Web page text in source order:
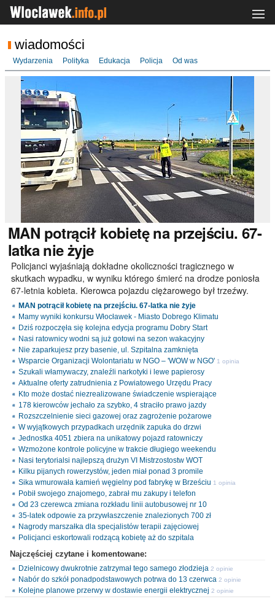
wiadomości
Wydarzenia Polityka Edukacja Policja Od was
MAN potrącił kobietę na przejściu. 67-
latka nie żyje
Policjanci wyjaśniają dokładne okoliczności tragicznego w
skutkach wypadku, w wyniku którego śmierć na drodze poniosła
67-letnia kobieta. Kierowca pojazdu ciężarowego był trzeźwy.
MAN potrącił kobietę na przejściu. 67-latka nie żyje
Mamy wyniki konkursu Włocławek - Miasto Dobrego Klimatu
Dziś rozpoczęła się kolejna edycja programu Dobry Start
Nasi ratownicy wodni są już gotowi na sezon wakacyjny
Nie zaparkujesz przy basenie, ul. Szpitalna zamknięta
Wsparcie Organizacji Wolontariatu w NGO – 'WOW w NGO' 1 opinia
Szukali włamywaczy, znaleźli narkotyki i lewe papierosy
Aktualne oferty zatrudnienia z Powiatowego Urzędu Pracy
Kto może dostać niezrealizowane świadczenie wspierające
178 kierowców jechało za szybko, 4 straciło prawo jazdy
Rozszczelnienie sieci gazowej oraz zagrożenie pożarowe
W wyjątkowych przypadkach urzędnik zapuka do drzwi
Jednostka 4051 zbiera na unikatowy pojazd ratowniczy
Wzmożone kontrole policyjne w trakcie długiego weekendu
Nasi terytorialsi najlepszą drużyn VI Mistrzostostw WOT
Kilku pijanych rowerzystów, jeden miał ponad 3 promile
Sika wmurowała kamień węgielny pod fabrykę w Brześciu 1 opinia
Pobił swojego znajomego, zabrał mu zakupy i telefon
Od 23 czerewca zmiana rozkładu linii autobusowej nr 10
35-latek odpowie za przywłaszczenie znalezionych 700 zł
Nagrody marszałka dla specjalistów terapii zajęciowej
Policjanci eskortowali rodzącą kobietę aż do szpitala
Najczęściej czytane i komentowane:
Dzielnicowy dwukrotnie zatrzymał tego samego złodzieja 2 opinie
Nabór do szkół ponadpodstawowych potrwa do 13 czerwca 2 opinie
Kolejne planowe przerwy w dostawie energii elektrycznej 2 opinie